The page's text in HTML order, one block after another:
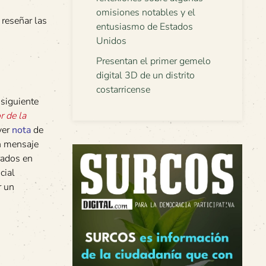
las
de la
notade
mensaje
en
un
omisiones notables y el
entusiasmo de Estados
Unidos
Presentan el primer gemelo
digital 3D de un distrito
costarricense